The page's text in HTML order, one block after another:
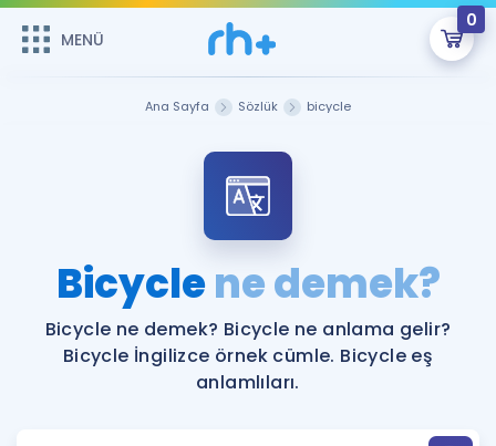
MENÜ
0
ÜYE DEĞİLİM
Sepetin Şu An Boş.
Remzi Hoca ile seni sınava hazırlayacak onlarca eğitim seni
bekliyor!
MENÜ
Katılımcı Görüşleri
Faydalı Araçlar
Ana Sayfa Sözlük bicycle
Bicyclene demek?
Bicycle ne demek? Bicycle ne anlama gelir?
Bicycle İngilizce örnek cümle. Bicycle eş
anlamlıları.